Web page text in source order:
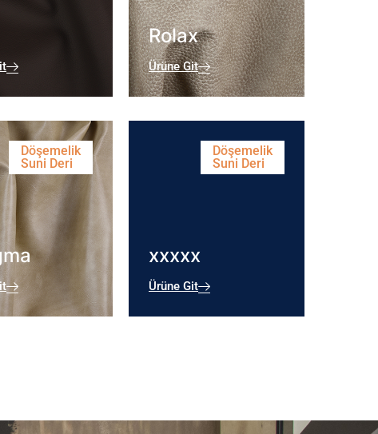
Rolax
Ürüne Git
Döşemelik
Suni Deri
Döşemelik
Suni Deri
xxxxx
Ürüne Git